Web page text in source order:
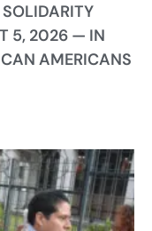
5, 2026 — IN
AMERICANS